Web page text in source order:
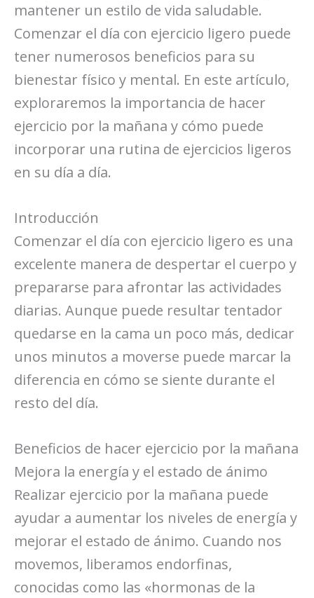
mantener un estilo de vida saludable.
Comenzar el día con ejercicio ligero puede
tener numerosos beneficios para su
bienestar físico y mental. En este artículo,
exploraremos la importancia de hacer
ejercicio por la mañana y cómo puede
incorporar una rutina de ejercicios ligeros
en su día a día.
Introducción
Comenzar el día con ejercicio ligero es una
excelente manera de despertar el cuerpo y
prepararse para afrontar las actividades
diarias. Aunque puede resultar tentador
quedarse en la cama un poco más, dedicar
unos minutos a moverse puede marcar la
diferencia en cómo se siente durante el
resto del día.
Beneficios de hacer ejercicio por la mañana
Mejora la energía y el estado de ánimo
Realizar ejercicio por la mañana puede
ayudar a aumentar los niveles de energía y
mejorar el estado de ánimo. Cuando nos
movemos, liberamos endorfinas,
conocidas como las «hormonas de la